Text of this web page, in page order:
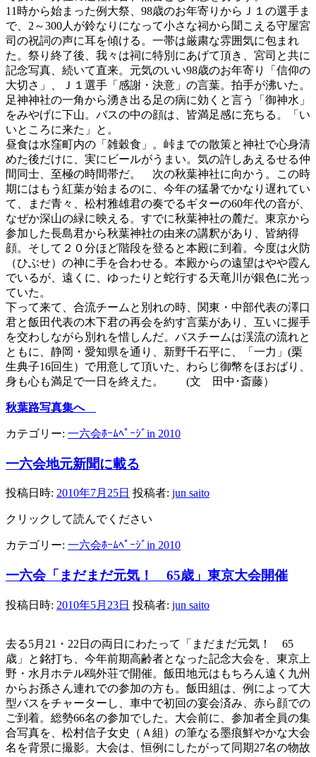
11時から始まった例大祭、98歳のお年寄りからＪ１の選手ま
で、2～300人が鈴なりになって小さな祠から聞こえる守屋宮
司の祝詞の声に耳を傾ける。一帯は厳粛な雰囲気に包まれ
た。祭り終了後、我々は祠に特別にあげて頂き、宮司と共に
記念写真、続いて直来。元気のいい98歳のお年寄り「信仰の
大切さ」、Ｊ１選手「感謝・決意」の言葉。拍手が沸いた。
足神神社の一角から湧き出る足の病に効くと言う「御神水」
をみやげに下山。バスの中の顔は、皆満足感に充ちる。「い
いところに来た」と。
昼食は水窪町内の「雑穀食」。峠までの散策と神社で心身清
めた後だけに、実にビールがうまい。気の許しあえるせる仲
間同士、至極の時間帯だ。 次の秋葉神社に向かう。この時
期にはもう紅葉が始まるのに、今年の猛暑でかなり遅れてい
て、まだ青々、松村雅雄君の奏でるギターの60年代の音が、
なぜか深山の緑に映える。すでに秋葉神社の麓だ。東京から
参加した長島君から秋葉神社の由来の講釈があり、皆納得
顔。そして２０分ほど階段を登ると本殿に到着。今度は火防
（ひぶせ）の神に手を合わせる。本殿からの遠望はやや霞ん
でいるが、遠くに、ゆったりと蛇行する天竜川が銀色に光っ
ていた。
下って来て、合流チームと別れの時、関東・中部代表の澤口
君と飯田代表の木下君の再会を約す言葉があり、互いに握手
を交わしながら別れを惜しんだ。バスチームは渓流の流れと
ともに、静岡・愛知県を通り、新野千石平に、「一力」(栗
生典子16回生）で用意して頂いた、わらじ御幣をほおばり、
身も心も満足で一日を終えた。 (文 田中･斎藤）
秋葉路写真集へ
カテゴリー: 一六会ﾎｰﾑﾍﾟｰｼﾞin 2010
一六会地元新聞に載る
投稿日時: 2010年7月25日 投稿者: jun saito
クリックして読んでください
カテゴリー: 一六会ﾎｰﾑﾍﾟｰｼﾞin 2010
一六会「まだまだ元気！ 65歳」東京大会開催
投稿日時: 2010年5月23日 投稿者: jun saito
去る5月21・22日の両日にわたって「まだまだ元気！ 65
歳」と銘打ち、今年前期高齢者となった記念大会を、東京上
野・水月ホテル鴎外荘で開催。飯田地元はもちろん遠く九州
からお孫さん連れでの参加の方も。飯田組は、例によって大
型バスをチャーターし、車中で初回の宴会済み、赤ら顔での
ご到着。総勢66名の参加でした。大会前に、参加者全員の集
合写真を、松村信子女史（Ａ組）の筆なる墨痕鮮やかな大会
名を背景に撮影。大会は、恒例にしたがって同期27名の物故